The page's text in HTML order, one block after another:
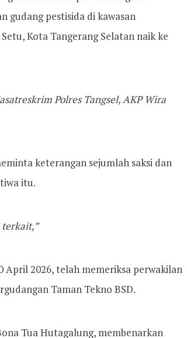
gudang pestisida di kawasan
Kota Tangerang Selatan naik ke
Polres Tangsel, AKP Wira
keterangan sejumlah saksi dan
itu.
terkait,”
April 2026, telah memeriksa perwakilan
Taman Tekno BSD.
Tua Hutagalung, membenarkan